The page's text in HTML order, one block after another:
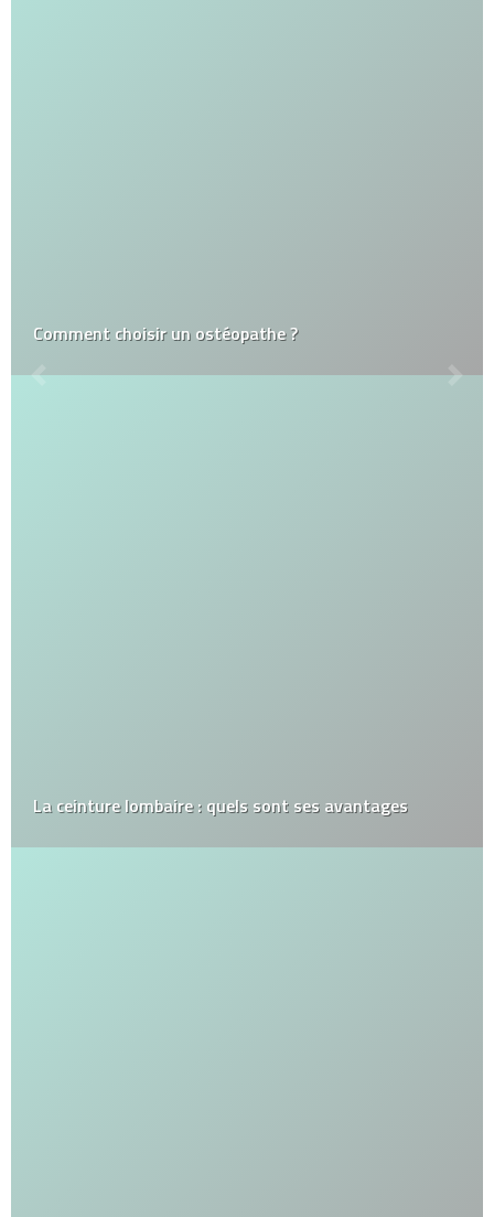
Comment choisir un ostéopathe ?
La ceinture lombaire : quels sont ses avantages